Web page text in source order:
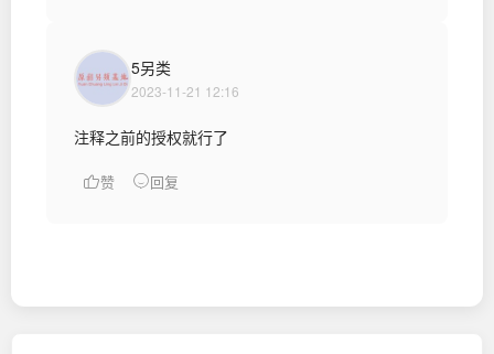
5另类
2023-11-21 12:16
注释之前的授权就行了
赞 回复